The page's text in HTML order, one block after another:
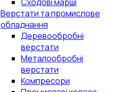
Верстати та промислове
обладнання
Деревообробні
верстати
Металообробні
верстати
Компресори